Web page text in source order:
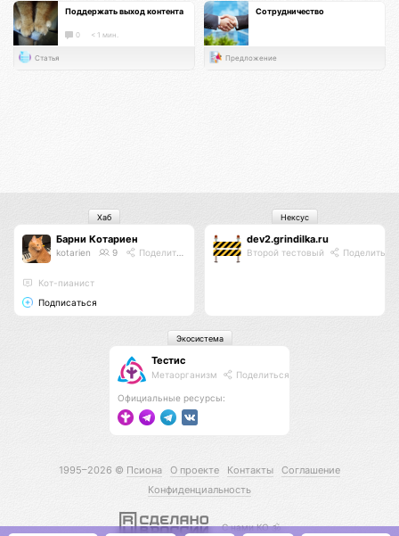
Поддержать выход контента
0 < 1 мин.
Статья
Сотрудничество
Предложение
Барни Котариен
kotarien 9 Поделиться
Кот-пианист
Подписаться
Хаб
dev2.grindilka.ru
Второй тестовый Поделиться
Нексус
Тестис
Метаорганизм Поделиться
Официальные ресурсы:
Экосистема
1995–2026 © Псиона О проекте Контакты
Соглашение
Конфиденциальность
С нами КО 🕉️